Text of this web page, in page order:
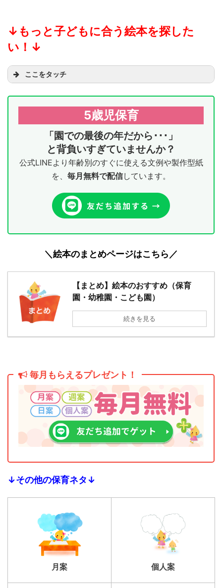
↓もっと子どもに合う絵本を探した
い！ ↓
ここをタッチ
５歳４月 ５歳６月
３歳５月 ４歳５月
5歳児保育
「園での最後の年だから･･･」
と背負いすぎていませんか？
公式LINEより年齢別のすぐに使える文例や製作型紙
を、 毎月無料で配信しています。
＼絵本のまとめページはこちら／
【まとめ】絵本のおすすめ（保育
園・幼稚園・こども園）
続きを見る
毎月もらえるプレゼント！
↓その他の保育ネタ↓
月案 個人案